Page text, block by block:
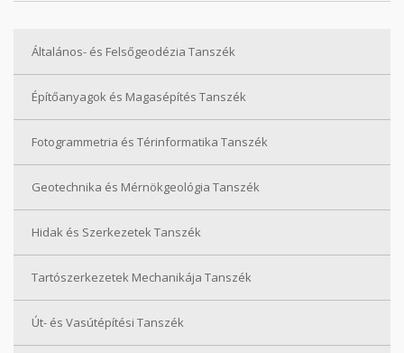
Általános- és Felsőgeodézia Tanszék
Építőanyagok és Magasépítés Tanszék
Fotogrammetria és Térinformatika Tanszék
Geotechnika és Mérnökgeológia Tanszék
Hidak és Szerkezetek Tanszék
Tartószerkezetek Mechanikája Tanszék
Út- és Vasútépítési Tanszék